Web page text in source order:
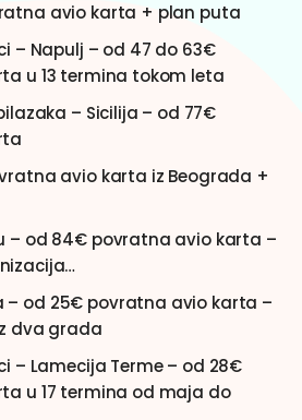
avio karta + plan puta
– Napulj – od 47 do 63€
u 13 termina tokom leta
– Sicilija – od 77€
avio karta iz Beograda +
– od 84€ povratna avio karta –
– od 25€ povratna avio karta –
dva grada
– Lamecija Terme – od 28€
u 17 termina od maja do